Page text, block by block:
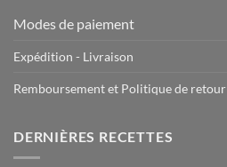
Modes de paiement
Expédition - Livraison
Remboursement et Politique de retour
DERNIÈRES RECETTES